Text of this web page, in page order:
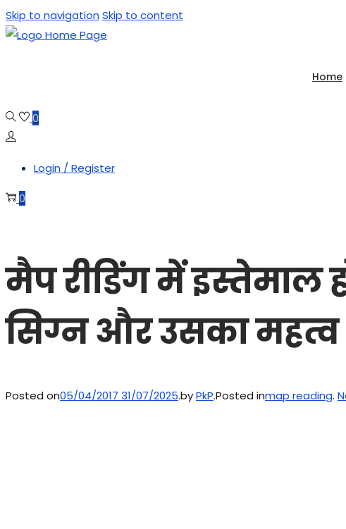
Skip to navigation Skip to content
Home
0
Login / Register
0
मैप रीडिंग में
सिग्न और उसका महत्व
Posted on05/04/2017 31/07/2025.byPkP.Posted inmap reading.